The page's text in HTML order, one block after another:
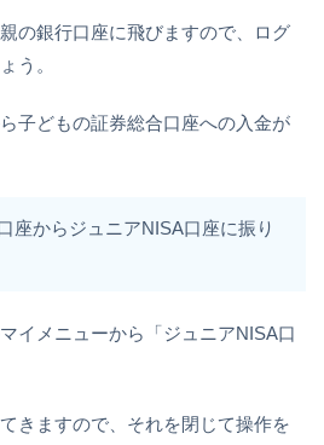
の銀行口座に飛びますので、ログ
う。
子どもの証券総合口座への入金が
からジュニアNISA口座に振り
イメニューから「ジュニアNISA口
きますので、それを閉じて操作を